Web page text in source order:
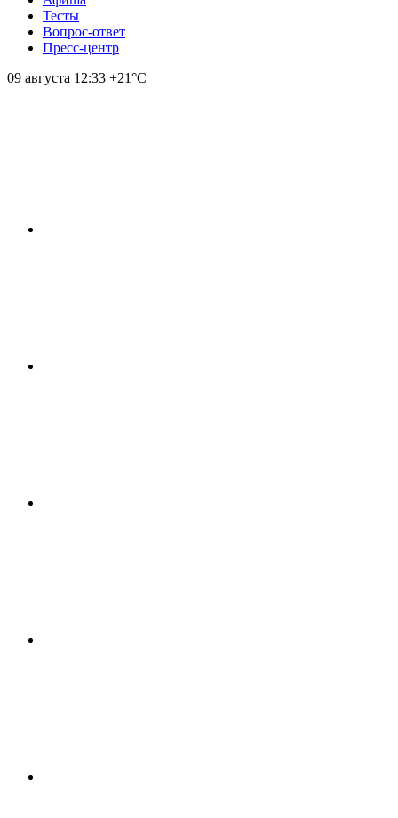
Тесты
Вопрос-ответ
Пресс-центр
09 августа 12:33 +21°С